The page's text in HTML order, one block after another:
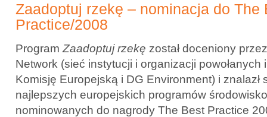
Zaadoptuj rzekę – nominacja do The
Practice/2008
Program Zaadoptuj rzekę został doceniony
Network (sieć instytucji i organizacji
Komisję Europejską i DG Environment) i znalazł
najlepszych europejskich programów
nominowanych do nagrody The Best Practice